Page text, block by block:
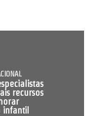
recursos
infantil